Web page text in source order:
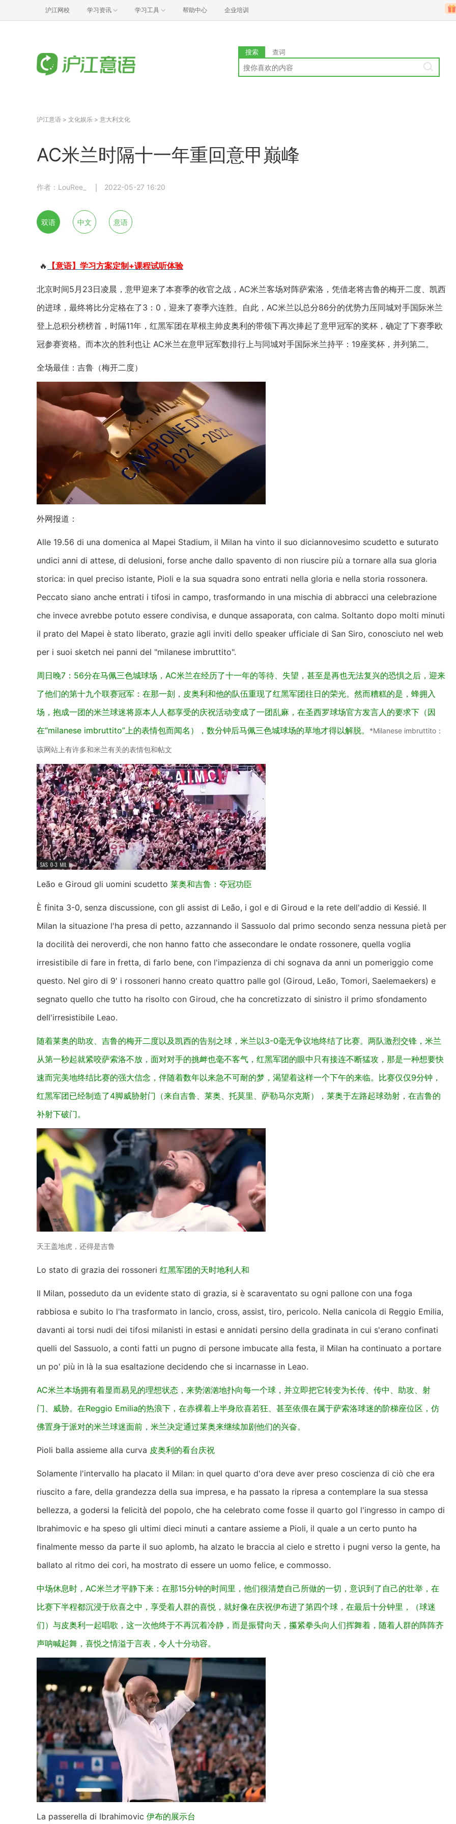
沪江网校 学习资讯 学习工具 帮助中心 企业培训
搜索 查词
沪江意语 > 文化娱乐 > 意大利文化
AC米兰时隔十一年重回意甲巅峰
作者：LouRee_ 2022-05-27 16:20
双语 中文 意语
🔥 【意语】学习方案定制+课程试听体验
北京时间5月23日凌晨，意甲迎来了本赛季的收官之战，AC米兰客场对阵萨索洛，凭借老将吉鲁的梅开二度、凯西
的进球，最终将比分定格在了3：0，迎来了赛季六连胜。自此，AC米兰以总分86分的优势力压同城对手国际米兰
登上总积分榜榜首，时隔11年，红黑军团在草根主帅皮奥利的带领下再次捧起了意甲冠军的奖杯，确定了下赛季欧
冠参赛资格。而本次的胜利也让 AC米兰在意甲冠军数排行上与同城对手国际米兰持平：19座奖杯，并列第二。
全场最佳：吉鲁（梅开二度）
外网报道：
Alle 19.56 di una domenica al Mapei Stadium, il Milan ha vinto il suo diciannovesimo scudetto e suturato
undici anni di attese, di delusioni, forse anche dallo spavento di non riuscire più a tornare alla sua gloria
storica: in quel preciso istante, Pioli e la sua squadra sono entrati nella gloria e nella storia rossonera.
Peccato siano anche entrati i tifosi in campo, trasformando in una mischia di abbracci una celebrazione
che invece avrebbe potuto essere condivisa, e dunque assaporata, con calma. Soltanto dopo molti minuti
il prato del Mapei è stato liberato, grazie agli inviti dello speaker ufficiale di San Siro, conosciuto nel web
per i suoi sketch nei panni del "milanese imbruttito".
周日晚7：56分在马佩三色城球场，AC米兰在经历了十一年的等待、失望，甚至是再也无法复兴的恐惧之后，迎来
了他们的第十九个联赛冠军：在那一刻，皮奥利和他的队伍重现了红黑军团往日的荣光。然而糟糕的是，蜂拥入
场，抱成一团的米兰球迷将原本人人都享受的庆祝活动变成了一团乱麻，在圣西罗球场官方发言人的要求下（因
在“milanese imbruttito”上的表情包而闻名），数分钟后马佩三色城球场的草地才得以解脱。
*Milanese imbruttito：
该网站上有许多和米兰有关的表情包和帖文
Leão e Giroud gli uomini scudetto 莱奥和吉鲁：夺冠功臣
È finita 3-0, senza discussione, con gli assist di Leão, i gol e di Giroud e la rete dell'addio di Kessié. Il
Milan la situazione l'ha presa di petto, azzannando il Sassuolo dal primo secondo senza nessuna pietà per
la docilità dei neroverdi, che non hanno fatto che assecondare le ondate rossonere, quella voglia
irresistibile di fare in fretta, di farlo bene, con l'impazienza di chi sognava da anni un pomeriggio come
questo. Nel giro di 9' i rossoneri hanno creato quattro palle gol (Giroud, Leão, Tomori, Saelemaekers) e
segnato quello che tutto ha risolto con Giroud, che ha concretizzato di sinistro il primo sfondamento
dell'irresistibile Leao.
随着莱奥的助攻、吉鲁的梅开二度以及凯西的告别之球，米兰以3-0毫无争议地终结了比赛。两队激烈交锋，米兰
从第一秒起就紧咬萨索洛不放，面对对手的挑衅也毫不客气，红黑军团的眼中只有接连不断猛攻，那是一种想要快
速而完美地终结比赛的强大信念，伴随着数年以来急不可耐的梦，渴望着这样一个下午的来临。比赛仅仅9分钟，
红黑军团已经制造了4脚威胁射门（来自吉鲁、莱奥、托莫里、萨勒马尔克斯），莱奥于左路起球劲射，在吉鲁的
补射下破门。
天王盖地虎，还得是吉鲁
Lo stato di grazia dei rossoneri 红黑军团的天时地利人和
Il Milan, posseduto da un evidente stato di grazia, si è scaraventato su ogni pallone con una foga
rabbiosa e subito lo l'ha trasformato in lancio, cross, assist, tiro, pericolo. Nella canicola di Reggio Emilia,
davanti ai torsi nudi dei tifosi milanisti in estasi e annidati persino della gradinata in cui s'erano confinati
quelli del Sassuolo, a conti fatti un pugno di persone imbucate alla festa, il Milan ha continuato a portare
un po' più in là la sua esaltazione decidendo che si incarnasse in Leao.
AC米兰本场拥有着显而易见的理想状态，来势汹汹地扑向每一个球，并立即把它转变为长传、传中、助攻、射
门、威胁。在Reggio Emilia的热浪下，在赤裸着上半身欣喜若狂、甚至依偎在属于萨索洛球迷的阶梯座位区，仿
佛置身于派对的米兰球迷面前，米兰决定通过莱奥来继续加剧他们的兴奋。
Pioli balla assieme alla curva 皮奥利的看台庆祝
Solamente l'intervallo ha placato il Milan: in quel quarto d'ora deve aver preso coscienza di ciò che era
riuscito a fare, della grandezza della sua impresa, e ha passato la ripresa a contemplare la sua stessa
bellezza, a godersi la felicità del popolo, che ha celebrato come fosse il quarto gol l'ingresso in campo di
Ibrahimovic e ha speso gli ultimi dieci minuti a cantare assieme a Pioli, il quale a un certo punto ha
finalmente messo da parte il suo aplomb, ha alzato le braccia al cielo e stretto i pugni verso la gente, ha
ballato al ritmo dei cori, ha mostrato di essere un uomo felice, e commosso.
中场休息时，AC米兰才平静下来：在那15分钟的时间里，他们很清楚自己所做的一切，意识到了自己的壮举，在
比赛下半程都沉浸于欣喜之中，享受着人群的喜悦，就好像在庆祝伊布进了第四个球，在最后十分钟里，（球迷
们）与皮奥利一起唱歌，这一次他终于不再沉着冷静，而是振臂向天，攥紧拳头向人们挥舞着，随着人群的阵阵齐
声呐喊起舞，喜悦之情溢于言表，令人十分动容。
La passerella di Ibrahimovic 伊布的展示台